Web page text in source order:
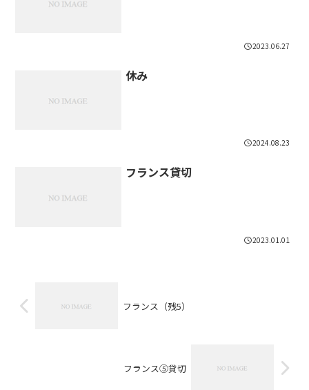
2023.06.27
休み
2024.08.23
フランス貸切
2023.01.01
フランス（残5）
フランス⑤貸切